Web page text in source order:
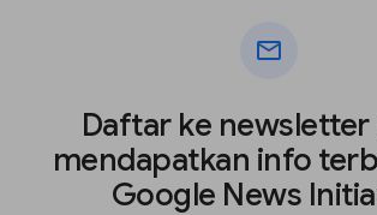
mail
Daftar ke
mendapatkan info
Google News